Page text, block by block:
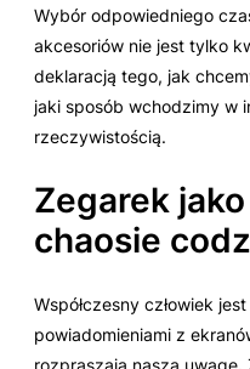
Wybór odpowiedniego
akcesoriów nie jest tylko
deklaracją tego, jak
jaki sposób wchodzimy w
rzeczywistością.
Zegarek
chaosie
Współczesny człowiek
powiadomieniami z